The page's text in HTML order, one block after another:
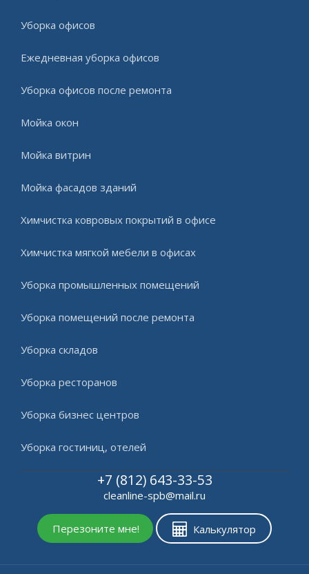
Уборка офисов
Ежедневная уборка офисов
Уборка офисов после ремонта
Мойка окон
Мойка витрин
Мойка фасадов зданий
Химчистка ковровых покрытий в офисе
Химчистка мягкой мебели в офисах
Уборка промышленных помещений
Уборка помещений после ремонта
Уборка складов
Уборка ресторанов
Уборка бизнес центров
Уборка гостиниц, отелей
+7 (812) 643-33-53
cleanline-spb@mail.ru
Перезоните мне! Калькулятор